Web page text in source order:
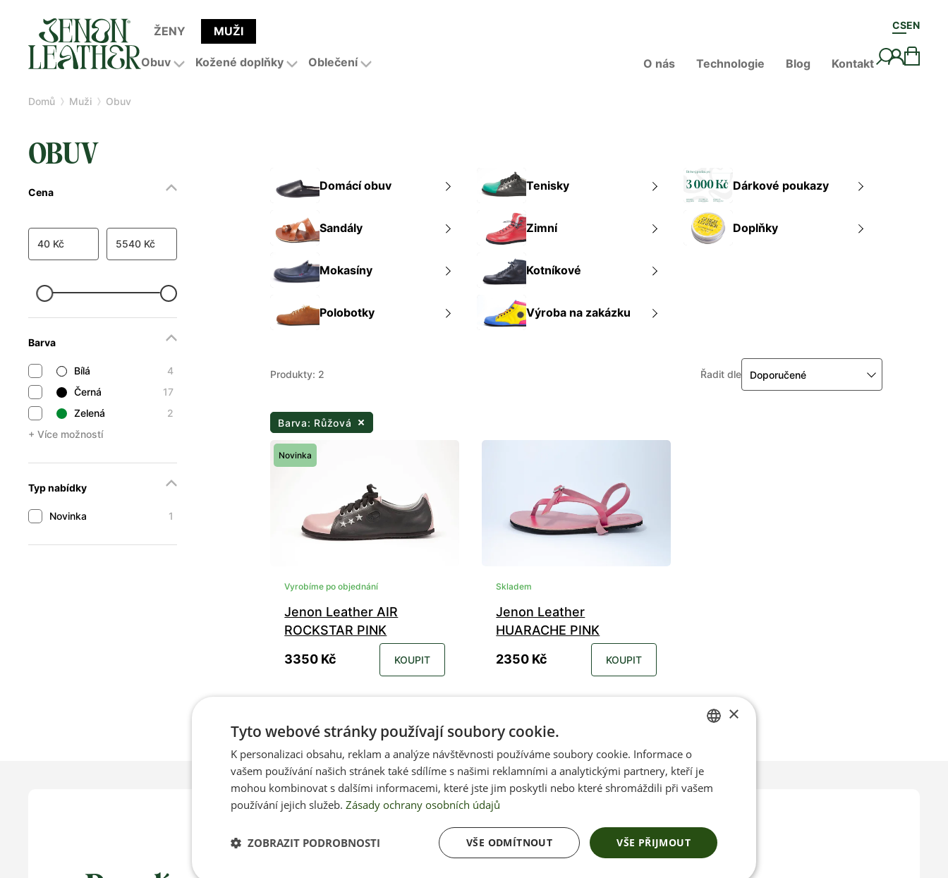
ŽENY MUŽI
Obuv Kožené doplňky Oblečení O nás Technologie Blog Kontakt
CSEN
Domů Muži Obuv
OBUV
Cena
40 Kč 5540 Kč
Barva
Bílá
4
Černá
17
Zelená
2
+ Více možností
Typ nabídky
Novinka 1
Domácí obuv
Sandály
Mokasíny
Polobotky
Tenisky
Zimní
Kotníkové
Výroba na zakázku
Dárkové poukazy
Doplňky
Produkty: 2 Řadit dle Doporučené
Barva: Růžová
Novinka
43 44 45 46 47 48 49
Vyrobíme po objednání
Jenon Leather AIR
ROCKSTAR PINK
3350 Kč
KOUPIT
42 43 44
Skladem
Jenon Leather
HUARACHE PINK
2350 Kč
KOUPIT
ENGLISH
×
Tyto webové stránky používají soubory cookie.
K personalizaci obsahu, reklam a analýze návštěvnosti používáme soubory cookie. Informace o
vašem používání našich stránek také sdílíme s našimi reklamními a analytickými partnery, kteří je
mohou kombinovat s dalšími informacemi, které jste jim poskytli nebo které shromáždili při vašem
používání jejich služeb. Zásady ochrany osobních údajů
VŠE PŘIJMOUT
VŠE ODMÍTNOUT
ZOBRAZIT PODROBNOSTI